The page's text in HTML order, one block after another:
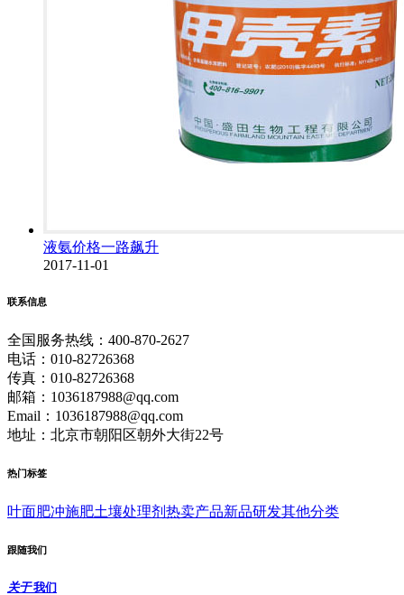
液氨价格一路飙升
2017-11-01
联系信息
全国服务热线：400-870-2627
电话：010-82726368
传真：010-82726368
邮箱：1036187988@qq.com
Email：1036187988@qq.com
地址：北京市朝阳区朝外大街22号
热门标签
叶面肥冲施肥土壤处理剂 热卖产品新品研发其他分类
跟随我们
关于我们